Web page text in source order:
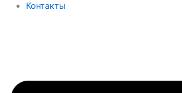
Контакты